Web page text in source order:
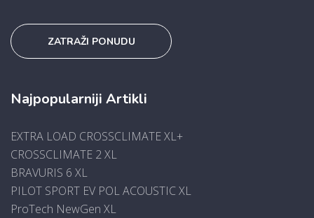
ZATRAŽI PONUDU
Najpopularniji Artikli
EXTRA LOAD CROSSCLIMATE XL+
CROSSCLIMATE 2 XL
BRAVURIS 6 XL
PILOT SPORT EV POL ACOUSTIC XL
ProTech NewGen XL